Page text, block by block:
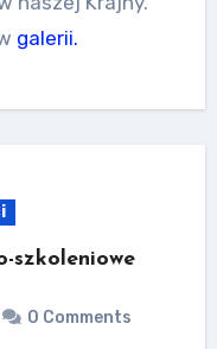
galerii.
szkoleniowe
0 Comments